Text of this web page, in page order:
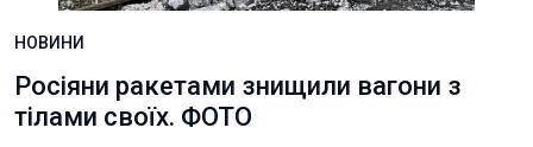
НОВИНИ
Росіяни ракетами знищили вагони з
тілами своїх. ФОТО